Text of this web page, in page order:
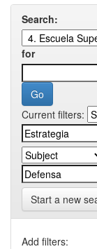
Search:
for
Current filters:
Start a new
Add filters: